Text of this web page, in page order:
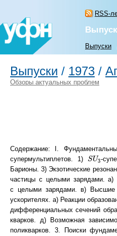
RSS-
Выпуски
Выпуски / 1973 /
Обзоры актуальных проблем
Содержание: I.
супермультиплетов. 1)SU3
SU3 -
Барионы. 3) Экзотические
частицы с целыми зарядами. а)
с целыми зарядами. в) Высшие
ускорителях. а) Реакции
дифференциальных сечений
кварков. д) Возможная
поликварков. 3. Поиски